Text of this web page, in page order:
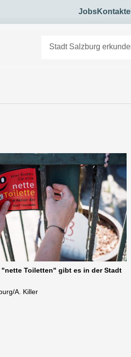
JobsKontakte
"nette Toiletten" gibt es in der Stadt
A. Killer